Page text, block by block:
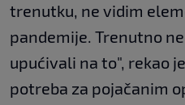
trenutku, ne vidim
pandemije. Trenutno
upućivali na to", rekao
potreba za pojačanim